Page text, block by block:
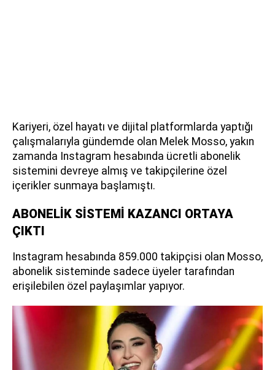
Kariyeri, özel hayatı ve dijital platformlarda yaptığı
çalışmalarıyla gündemde olan Melek Mosso, yakın
zamanda Instagram hesabında ücretli abonelik
sistemini devreye almış ve takipçilerine özel
içerikler sunmaya başlamıştı.
ABONELİK SİSTEMİ KAZANCI ORTAYA
ÇIKTI
Instagram hesabında 859.000 takipçisi olan Mosso,
abonelik sisteminde sadece üyeler tarafından
erişilebilen özel paylaşımlar yapıyor.